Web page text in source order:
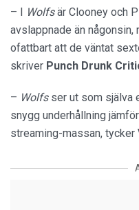
– I Wolfsär Clooney och
avslappnade än någonsin,
ofattbart att de väntat
skriver Punch Drunk
– Wolfsser ut som själva
snygg underhållning
streaming-massan, tycker